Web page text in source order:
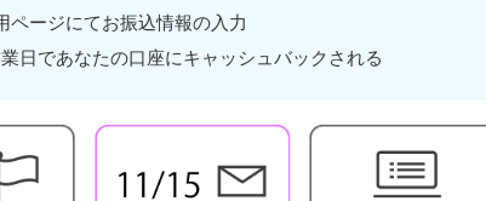
ページにてお振込情報の入力
日であなたの口座にキャッシュバックされる